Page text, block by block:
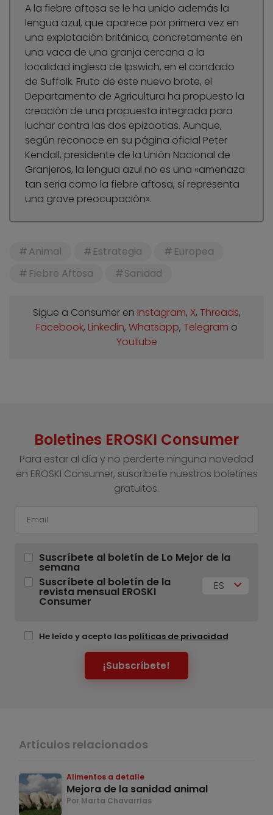
A la fiebre aftosa se le ha unido además la
lengua azul, que aparece por primera vez en
una explotación británica, concretamente en
una vaca de una granja cercana a la
localidad inglesa de Ipswich, en el condado
de Suffolk. Fruto de este nuevo brote, el
Departamento de Agricultura ha propuesto la
creación de una propuesta integrada para
luchar contra las dos epizootias. Aunque,
según reconoce en su página oficial Peter
Kendall, presidente de la Unión Nacional de
Granjeros, la lengua azul no es una «amenaza
tan seria como la fiebre aftosa, sí representa
una grave preocupación».
Animal Estrategia
Europea
Fiebre Aftosa
Sanidad
Sigue a Consumer en Instagram, X, Threads,
Facebook, Linkedin, Whatsapp, Telegram o
Youtube
Boletines EROSKI Consumer
Para estar al día y no perderte ninguna novedad
en EROSKI Consumer, suscríbete nuestros boletines
gratuitos.
Suscríbete al boletín de Lo Mejor de la
semana
Suscríbete al boletín de la
revista mensual EROSKI
Consumer
ES
He leído y acepto las políticas de privacidad
¡Subscríbete!
Artículos relacionados
Alimentos a detalle
Mejora de la sanidad animal
Por Marta Chavarrías